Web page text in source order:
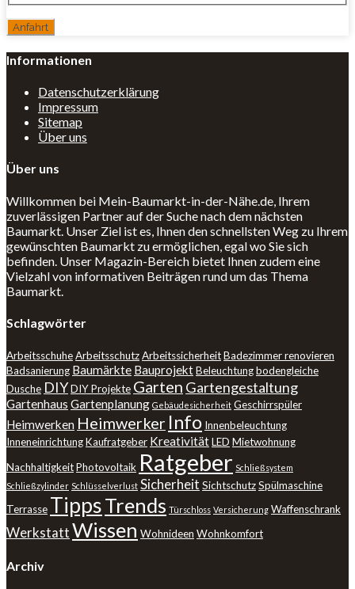
Informationen
Datenschutzerklärung
Impressum
Sitemap
Über uns
Über uns
Willkommen bei Mein-Baumarkt-in-der-Nähe.de, Ihrem
zuverlässigen Partner auf der Suche nach dem nächsten
Baumarkt. Unser Ziel ist es, Ihnen den schnellsten Weg zu Ihrem
gewünschten Baumarkt zu ermöglichen, egal wo Sie sich
befinden. Unser Magazin-Bereich bietet Ihnen zudem eine
Vielzahl von informativen Beiträgen rund um das Thema
Baumarkt.
Schlagwörter
ArbeitsschuheArbeitsschutzArbeitssicherheitBadezimmer renovieren
Badsanierung Baumärkte BauprojektBeleuchtungbodengleiche
Dusche DIYDIY Projekte Garten Gartengestaltung
Gartenhaus Gartenplanung Gebäudesicherheit Geschirrspüler
Heimwerken Heimwerker Info Innenbeleuchtung
InneneinrichtungKaufratgeber KreativitätLED Mietwohnung
NachhaltigkeitPhotovoltaik Ratgeber Schließsystem
Schließzylinder Schlüsselverlust Sicherheit SichtschutzSpülmaschine
Terrasse TippsTrends Türschloss Versicherung Waffenschrank
WerkstattWissen Wohnideen Wohnkomfort
Archiv